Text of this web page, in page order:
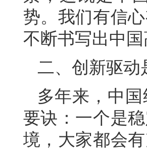
势。我们有信
不断书写出中
二、创新驱动
多年来，中
要诀：一个是
境，大家都会